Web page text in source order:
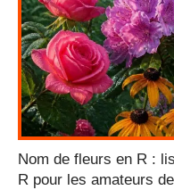
Nom de fleurs en R :
R pour les amateurs